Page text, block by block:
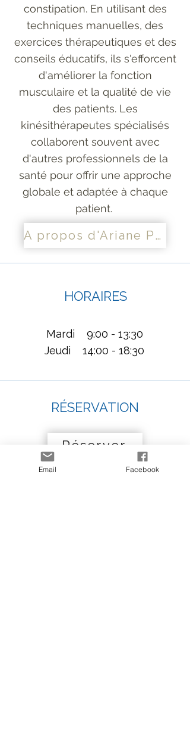
constipation. En utilisant des
techniques manuelles, des
exercices thérapeutiques et des
conseils éducatifs, ils s'efforcent
d'améliorer la fonction
musculaire et la qualité de vie
des patients. Les
kinésithérapeutes spécialisés
collaborent souvent avec
d'autres professionnels de la
santé pour offrir une approche
globale et adaptée à chaque
patient. ​
A propos d'Ariane Plateau
HORAIRES
​Mardi 9:00 - 13:30
Jeudi 14:00 - 18:30​​​​
RÉSERVATION
Réserver
Email Facebook